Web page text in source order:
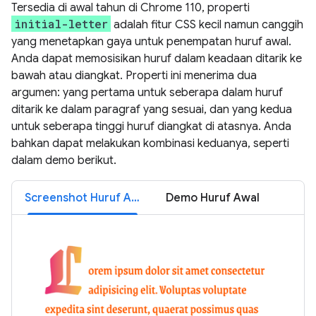
Tersedia di awal tahun di Chrome 110, properti
initial-letter adalah fitur CSS kecil namun canggih
yang menetapkan gaya untuk penempatan huruf awal.
Anda dapat memosisikan huruf dalam keadaan ditarik ke
bawah atau diangkat. Properti ini menerima dua
argumen: yang pertama untuk seberapa dalam huruf
ditarik ke dalam paragraf yang sesuai, dan yang kedua
untuk seberapa tinggi huruf diangkat di atasnya. Anda
bahkan dapat melakukan kombinasi keduanya, seperti
dalam demo berikut.
Screenshot Huruf Awal Demo Huruf Awal